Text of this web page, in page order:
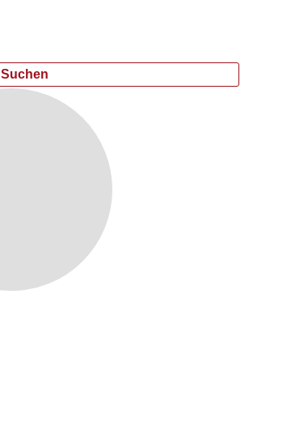
Suchen